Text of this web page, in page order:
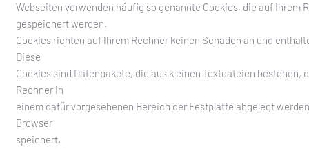
Webseiten verwenden häufig so genannte Cookies, die auf Ihrem
gespeichert werden.
Cookies richten auf Ihrem Rechner keinen Schaden an und
Diese
Cookies sind Datenpakete, die aus kleinen Textdateien bestehen,
Rechner in
einem dafür vorgesehenen Bereich der Festplatte abgelegt
Browser
speichert.